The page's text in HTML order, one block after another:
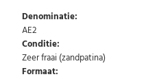
Denominatie:
AE2
Conditie:
Zeer fraai (zandpatina)
Formaat: